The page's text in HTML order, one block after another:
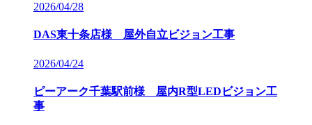
2026/04/28
DAS東十条店様 屋外自立ビジョン工事
2026/04/24
ピーアーク千葉駅前様 屋内R型LEDビジョン工
事